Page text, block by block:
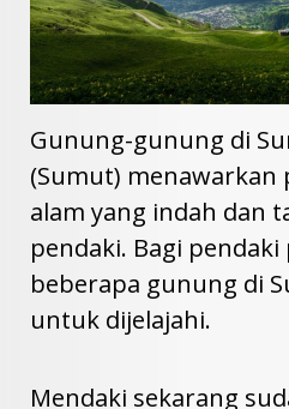
Gunung-gunung di
(Sumut) menawarkan
alam yang indah dan
pendaki. Bagi pendaki
beberapa gunung di
untuk dijelajahi.
Mendaki sekarang